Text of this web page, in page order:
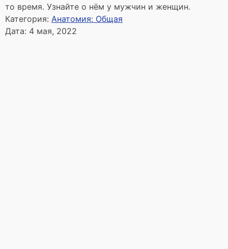
то время. Узнайте о нём у мужчин и женщин.
Категория: Анатомия: Общая
Дата: 4 мая, 2022